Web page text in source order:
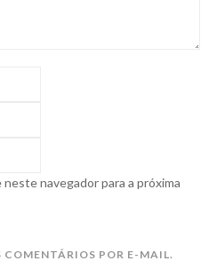
navegador para a próxima
POR E-MAIL.